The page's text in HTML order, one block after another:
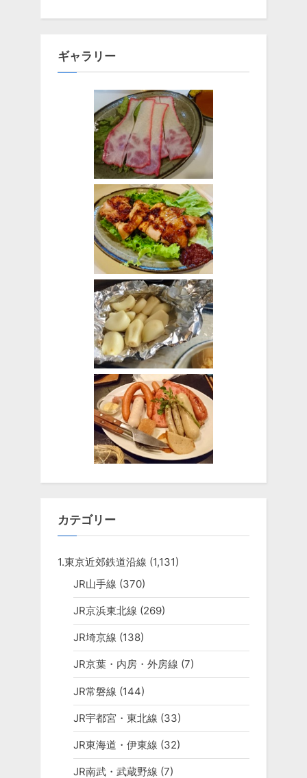
ギャラリー
カテゴリー
1.東京近郊鉄道沿線 (1,131)
JR山手線 (370)
JR京浜東北線 (269)
JR埼京線 (138)
JR京葉・内房・外房線 (7)
JR常磐線 (144)
JR宇都宮・東北線 (33)
JR東海道・伊東線 (32)
JR南武・武蔵野線 (7)